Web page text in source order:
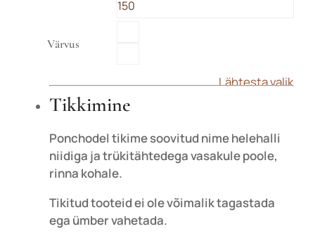
150
Värvus
Lähtesta valik
Tikkimine
Ponchodel tikime soovitud nime helehalli
niidiga ja trükitähtedega vasakule poole,
rinna kohale.
Tikitud tooteid ei ole võimalik tagastada
ega ümber vahetada.
Liitu uudiskirjaga
Liitu uudiskirjaga ja saa esimeselt